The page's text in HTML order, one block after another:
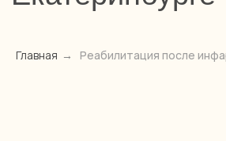
Главная → Реабилитация после